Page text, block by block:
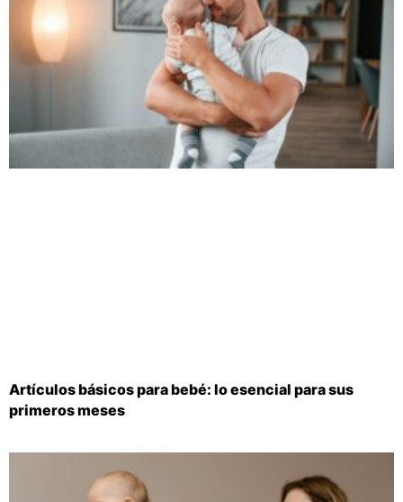
Artículos básicos para bebé: lo esencial para sus
primeros meses